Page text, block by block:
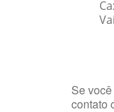
Se
contato